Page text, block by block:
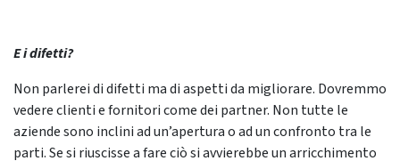
E i difetti?
Non parlerei di difetti ma di aspetti da migliorare. Dovremmo
vedere clienti e fornitori come dei partner. Non tutte le
aziende sono inclini ad un’apertura o ad un confronto tra le
parti. Se si riuscisse a fare ciò si avvierebbe un arricchimento